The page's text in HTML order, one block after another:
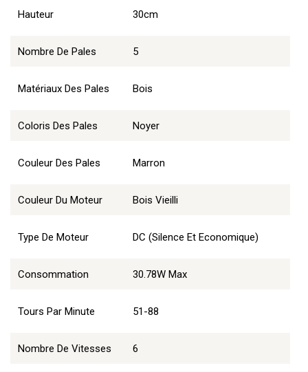
Hauteur 30cm
Nombre De Pales 5
Matériaux Des Pales Bois
Coloris Des Pales Noyer
Couleur Des Pales Marron
Couleur Du Moteur Bois Vieilli
Type De Moteur DC (Silence Et Economique)
Consommation 30.78W Max
Tours Par Minute 51-88
Nombre De Vitesses 6